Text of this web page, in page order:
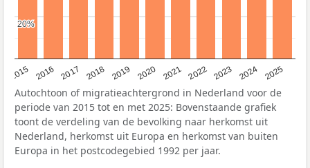
2015 2016 2017 2018 2019 2020 2021 2022 2023 2024 2025
20%
20%
Autochtoon of migratieachtergrond in Nederland voor de
periode van 2015 tot en met 2025: Bovenstaande grafiek
toont de verdeling van de bevolking naar herkomst uit
Nederland, herkomst uit Europa en herkomst van buiten
Europa in het postcodegebied 1992 per jaar.